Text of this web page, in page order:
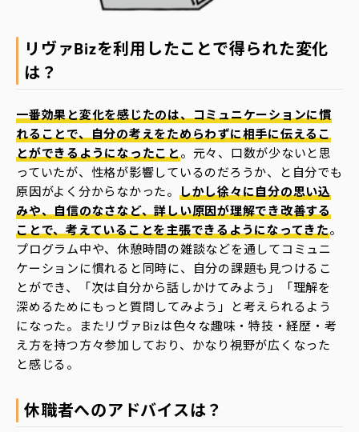
リヴァBizを利用したことで得られた変化
は？
一番効果と変化を感じたのは、コミュニケーションに慣
れることで、自分の考えをためらわずに相手に伝えるこ
とができるようになったこと。元々、口数が少ないと思
っていたが、性格が影響しているのだろうか、と自分でも
原因がよく分からなかった。 しかし徐々に自分の思い込
みや、自信のなさなど、詳しい原因が理解でき改善する
ことで、考えていることを主張できるようになってきた。
プログラム中や、休憩時間の雑談などを通してコミュニ
ケーションに慣れると同時に、自分の課題も見つけるこ
とができ、「次は自分から話しかけてみよう」「理解を
深めるためにもっと質問してみよう」と考えられるよう
になった。またリヴァBizは色々な趣味・特技・経歴・考
え方を持つ方々参加しており、かなり視野が広くなった
と感じる。
休職者へのアドバイスは？